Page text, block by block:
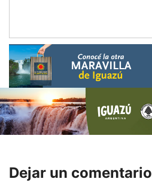
Dejar un comentario